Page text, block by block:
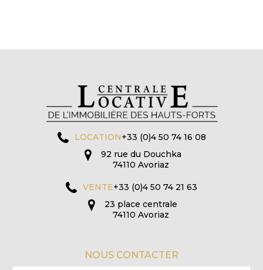
LOCATION+33 (0)4 50 74 16 08
92 rue du Douchka
74110 Avoriaz
VENTE+33 (0)4 50 74 21 63
23 place centrale
74110 Avoriaz
NOUS CONTACTER